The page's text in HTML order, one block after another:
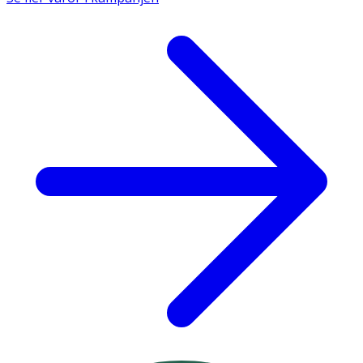
· Överskrid inte rekommenderad daglig dos.
· Kosttillskott ersätter inte en varierad kost utan bör
kombineras med en mångsidig och varierad kost samt
· Kan användas av gravida och ammande.
Förvaras i rumstemperatur utom räckhåll för små barn.